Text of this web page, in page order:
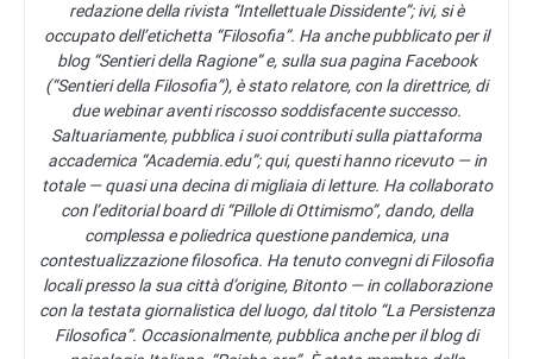
redazione della rivista “Intellettuale Dissidente”; ivi, si è
occupato dell’etichetta “Filosofia”. Ha anche pubblicato per il
blog “Sentieri della Ragione” e, sulla sua pagina Facebook
(“Sentieri della Filosofia”), è stato relatore, con la direttrice, di
due webinar aventi riscosso soddisfacente successo.
Saltuariamente, pubblica i suoi contributi sulla piattaforma
accademica “Academia.edu”; qui, questi hanno ricevuto — in
totale — quasi una decina di migliaia di letture. Ha collaborato
con l’editorial board di “Pillole di Ottimismo”, dando, della
complessa e poliedrica questione pandemica, una
contestualizzazione filosofica. Ha tenuto convegni di Filosofia
locali presso la sua città d’origine, Bitonto — in collaborazione
con la testata giornalistica del luogo, dal titolo “La Persistenza
Filosofica”. Occasionalmente, pubblica anche per il blog di